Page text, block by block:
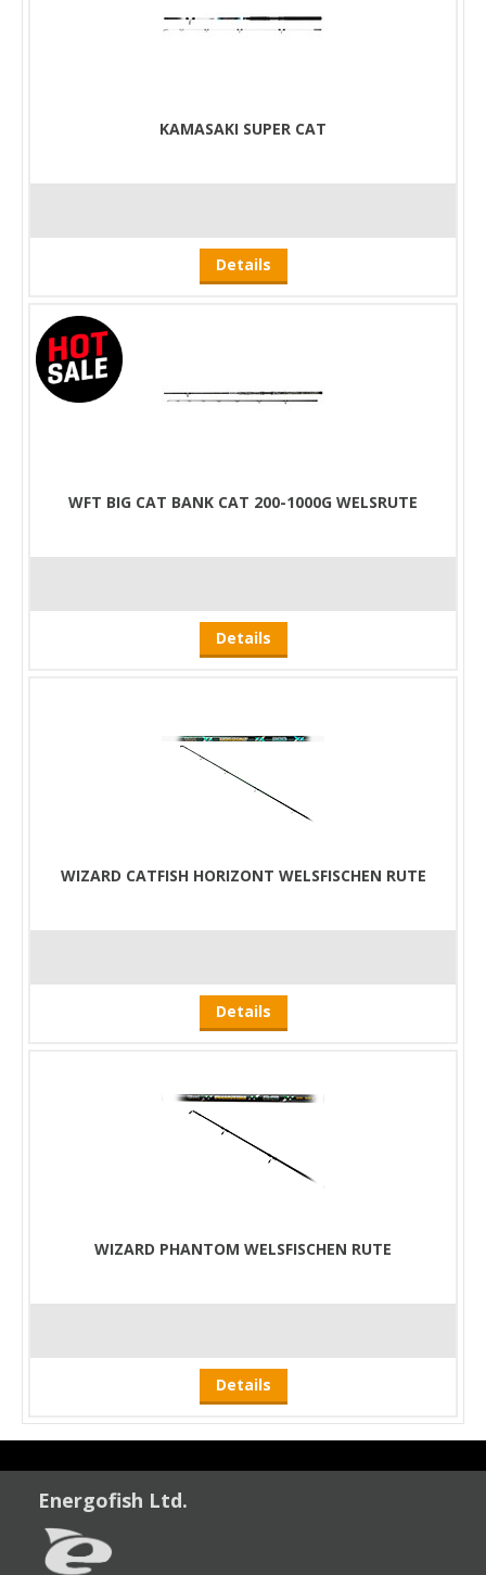
KAMASAKI SUPER CAT
Details
WFT BIG CAT BANK CAT 200-1000G WELSRUTE
Details
WIZARD CATFISH HORIZONT WELSFISCHEN RUTE
Details
WIZARD PHANTOM WELSFISCHEN RUTE
Details
Energofish Ltd.